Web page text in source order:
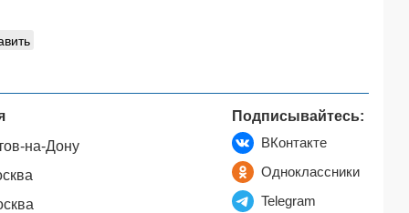
на-Дону
Подписывайтесь:
ВКонтакте
Одноклассники
Telegram